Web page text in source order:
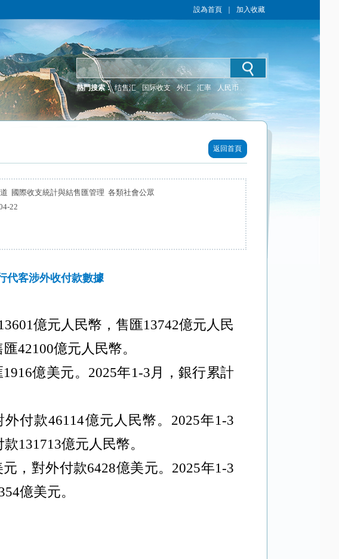
設為首頁 加入收藏
熱門搜索： 结售汇 国际收支 外汇 汇率 人民币
返回首頁
國際收支統計與結售匯管理 各類社會公眾
22
代客涉外收付款數據
億元人民幣，售匯13742億元人民
匯42100億元人民幣。
1916億美元。 2025年1-3 月，銀行累計
外付款46114億元人民幣。 2025年1-3
款131713億元人民幣。
元，對外付款6428億美元。 2025年1-3
億美元。